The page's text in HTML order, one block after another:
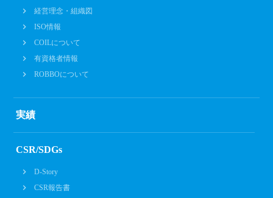
経営理念・組織図
ISO情報
COILについて
有資格者情報
ROBBOについて
実績
CSR/SDGs
D-Story
CSR報告書